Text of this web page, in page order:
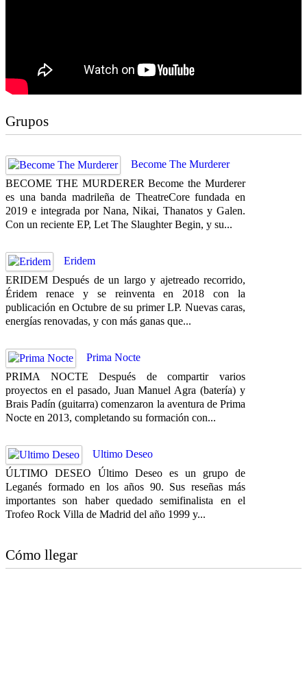
Grupos
Become The Murderer
BECOME THE MURDERER Become the Murderer
es una banda madrileña de TheatreCore fundada en
2019 e integrada por Nana, Nikai, Thanatos y Galen.
Con un reciente EP, Let The Slaughter Begin, y su...
Eridem
ERIDEM Después de un largo y ajetreado recorrido,
Éridem renace y se reinventa en 2018 con la
publicación en Octubre de su primer LP. Nuevas caras,
energías renovadas, y con más ganas que...
Prima Nocte
PRIMA NOCTE Después de compartir varios
proyectos en el pasado, Juan Manuel Agra (batería) y
Brais Padín (guitarra) comenzaron la aventura de Prima
Nocte en 2013, completando su formación con...
Ultimo Deseo
ÚLTIMO DESEO Último Deseo es un grupo de
Leganés formado en los años 90. Sus reseñas más
importantes son haber quedado semifinalista en el
Trofeo Rock Villa de Madrid del año 1999 y...
Cómo llegar